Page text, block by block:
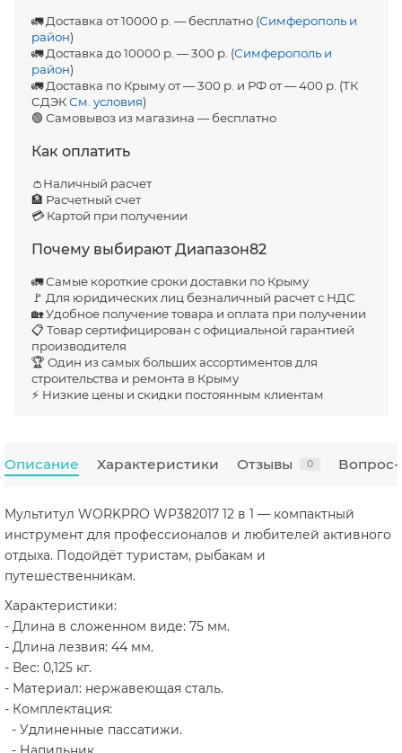
🚛 Доставка от 10000 р. — бесплатно (Симферополь и
район)
🚛 Доставка до 10000 р. — 300 р. (Симферополь и
район)
🚛 Доставка по Крыму от — 300 р. и РФ от — 400 р. (ТК
СДЭКСм. условия)
🟢 Самовывоз из магазина — бесплатно
Как оплатить
👛Наличный расчет
🏦 Расчетный счет
💳 Картой при получении
Почему выбирают Диапазон82
🚛 Самые короткие сроки доставки по Крыму
🚩 Для юридических лиц безналичный расчет с НДС
🏡 Удобное получение товара и оплата при получении
📋 Товар сертифицирован с официальной гарантией
производителя
🏆 Один из самых больших ассортиментов для
строительства и ремонта в Крыму
⚡ Низкие цены и скидки постоянным клиентам
Описание Характеристики Отзывы 0 Вопрос-
Мультитул WORKPRO WP382017 12 в 1 — компактный
инструмент для профессионалов и любителей активного
отдыха. Подойдёт туристам, рыбакам и
путешественникам.
Характеристики:
- Длина в сложенном виде: 75 мм.
- Длина лезвия: 44 мм.
- Вес: 0,125 кг.
- Материал: нержавеющая сталь.
- Комплектация:
- Удлиненные пассатижи.